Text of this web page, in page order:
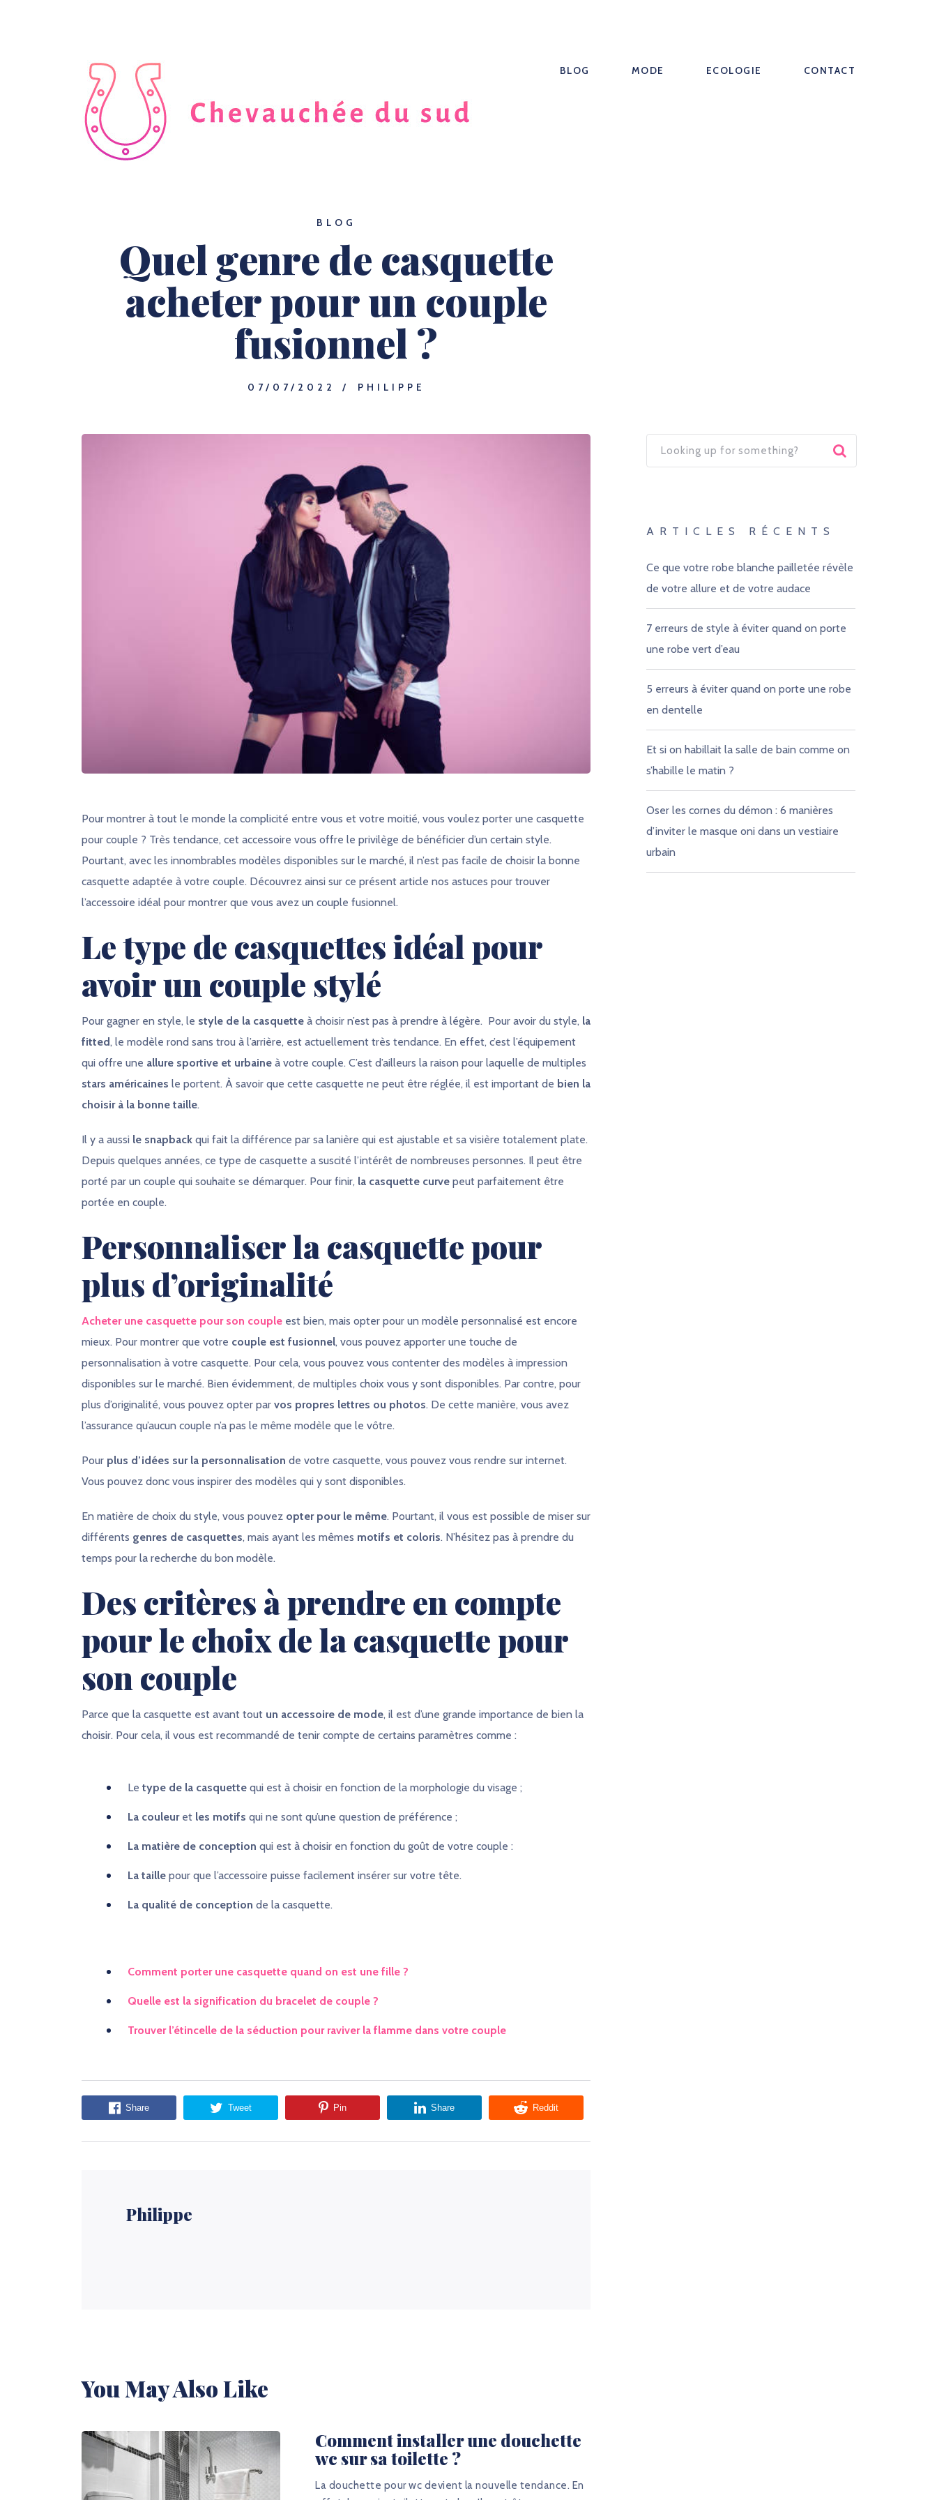
BLOG MODE ECOLOGIE CONTACT
BLOG
Quel genre de casquette
acheter pour un couple
fusionnel ?
07/07/2022 PHILIPPE
Pour montrer à tout le monde la complicité entre vous et votre moitié, vous voulez porter une casquette
pour couple ? Très tendance, cet accessoire vous offre le privilège de bénéficier d’un certain style.
Pourtant, avec les innombrables modèles disponibles sur le marché, il n’est pas facile de choisir la bonne
casquette adaptée à votre couple. Découvrez ainsi sur ce présent article nos astuces pour trouver
l’accessoire idéal pour montrer que vous avez un couple fusionnel.
Le type de casquettes idéal pour
avoir un couple stylé
Pour gagner en style, le style de la casquette à choisir n’est pas à prendre à légère. Pour avoir du style, la
fitted, le modèle rond sans trou à l’arrière, est actuellement très tendance. En effet, c’est l’équipement
qui offre une allure sportive et urbaine à votre couple. C’est d’ailleurs la raison pour laquelle de multiples
stars américaines le portent. À savoir que cette casquette ne peut être réglée, il est important de bien la
choisir à la bonne taille.
Il y a aussi le snapback qui fait la différence par sa lanière qui est ajustable et sa visière totalement plate.
Depuis quelques années, ce type de casquette a suscité l’intérêt de nombreuses personnes. Il peut être
porté par un couple qui souhaite se démarquer. Pour finir, la casquette curve peut parfaitement être
portée en couple.
Personnaliser la casquette pour
plus d’originalité
Acheter une casquette pour son couple est bien, mais opter pour un modèle personnalisé est encore
mieux. Pour montrer que votre couple est fusionnel, vous pouvez apporter une touche de
personnalisation à votre casquette. Pour cela, vous pouvez vous contenter des modèles à impression
disponibles sur le marché. Bien évidemment, de multiples choix vous y sont disponibles. Par contre, pour
plus d’originalité, vous pouvez opter par vos propres lettres ou photos. De cette manière, vous avez
l’assurance qu’aucun couple n’a pas le même modèle que le vôtre.
Pour plus d’idées sur la personnalisation de votre casquette, vous pouvez vous rendre sur internet.
Vous pouvez donc vous inspirer des modèles qui y sont disponibles.
En matière de choix du style, vous pouvez opter pour le même. Pourtant, il vous est possible de miser sur
différents genres de casquettes, mais ayant les mêmes motifs et coloris. N’hésitez pas à prendre du
temps pour la recherche du bon modèle.
Des critères à prendre en compte
pour le choix de la casquette pour
son couple
Parce que la casquette est avant tout un accessoire de mode, il est d’une grande importance de bien la
choisir. Pour cela, il vous est recommandé de tenir compte de certains paramètres comme :
Le type de la casquettequi est à choisir en fonction de la morphologie du visage ;
La couleuret les motifs qui ne sont qu’une question de préférence ;
La matière de conception qui est à choisir en fonction du goût de votre couple :
La taillepour que l’accessoire puisse facilement insérer sur votre tête.
La qualité de conception de la casquette.
Comment porter une casquette quand on est une fille ?
Quelle est la signification du bracelet de couple ?
Trouver l’étincelle de la séduction pour raviver la flamme dans votre couple
Share Tweet Pin Share Reddit
Philippe
You May Also Like
Comment installer une douchette
wc sur sa toilette ?
La douchette pour wc devient la nouvelle tendance. En
ARTICLES RÉCENTS
Ce que votre robe blanche pailletée révèle
de votre allure et de votre audace
7 erreurs de style à éviter quand on porte
une robe vert d’eau
5 erreurs à éviter quand on porte une robe
en dentelle
Et si on habillait la salle de bain comme on
s’habille le matin ?
Oser les cornes du démon : 6 manières
d’inviter le masque oni dans un vestiaire
urbain